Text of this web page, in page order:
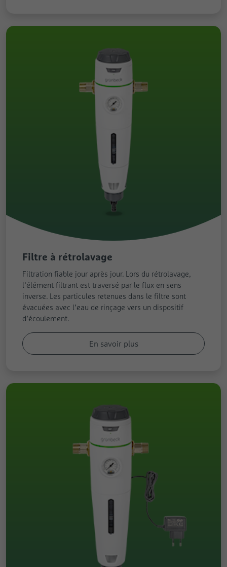
Filtre à rétrolavage
Filtration fiable jour après jour. Lors du rétrolavage,
l’élément filtrant est traversé par le flux en sens
inverse. Les particules retenues dans le filtre sont
évacuées avec l’eau de rinçage vers un dispositif
d’écoulement.
En savoir plus